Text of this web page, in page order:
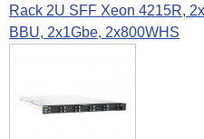
Rack 2U SFF Xeon 4215R,
BBU, 2x1Gbe, 2x800WHS